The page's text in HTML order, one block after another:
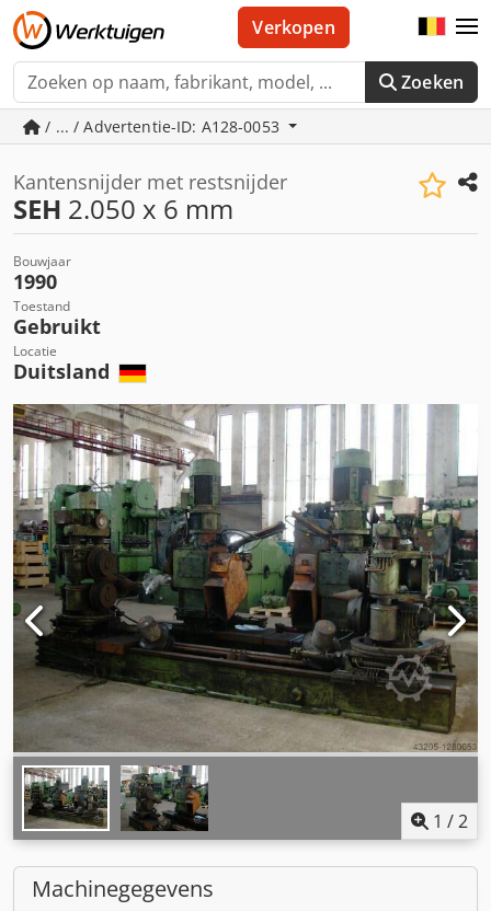
Zoeken
Verkopen
/ ... / Advertentie-ID: A128-0053
Kantensnijder met restsnijder
SEH 2.050 x 6 mm
Bouwjaar
1990
Toestand
Gebruikt
Locatie
Duitsland
1 /2
Machinegegevens